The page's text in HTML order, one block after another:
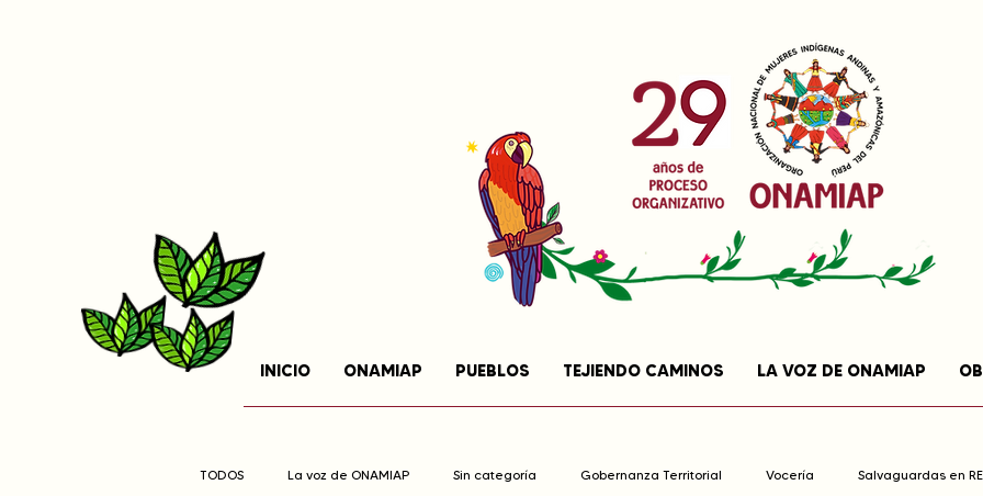
INICIO ONAMIAP PUEBLOS TEJIENDO CAMINOS LA VOZ DE ONAMIAP
TODOS La voz de ONAMIAP Sin categoría Gobernanza Territorial Vocería Salvaguardas en